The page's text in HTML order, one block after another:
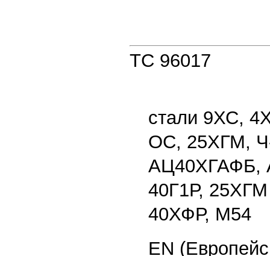
ТС 96017
стали 9ХС,
ОС, 25ХГМ,
АЦ40ХГАФБ,
40Г1Р,
40ХФР, М54
EN